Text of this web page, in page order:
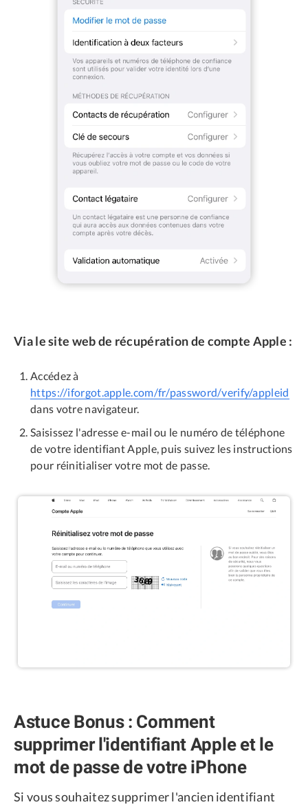
Via le site web de récupération de compte Apple :
Accédez à
https://iforgot.apple.com/fr/password/verify/appleid
dans votre navigateur.
Saisissez l'adresse e-mail ou le numéro de téléphone
de votre identifiant Apple, puis suivez les instructions
pour réinitialiser votre mot de passe.
Astuce Bonus : Comment
supprimer l'identifiant Apple et le
mot de passe de votre iPhone
Si vous souhaitez supprimer l'ancien identifiant